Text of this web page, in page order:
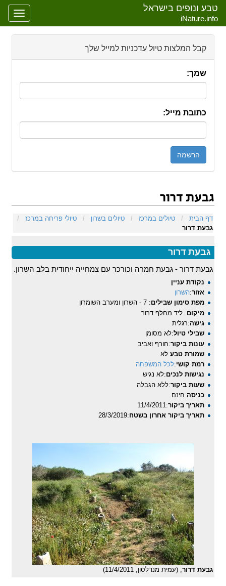
טבע ונופים בישראל
iNature.info
קבל המלצות טיול עדכניות למייל שלך
שמך:
כתובת מייל:
גבעת דרור
דף הבית
/ טיולים במרכז / טיולים בשרון / טיולי פריחה במרכז
/
גבעת דרור
גבעת דרור
גבעת דרור - גבעת חמרה וכורכר עם צמחייה ייחודית בלב השרון.
נקודת עניין
אזור:השרון
מפת סימון שבילים: 7 - השרון ומערב השומרון
מיקום: ליד מחלף דרור
גישה:רגלית
שבילי טיול:לא מסומן
עונות ביקור:חורף ואביב
שמורת טבע:לא
רמת קושי:לכל המשפחה
נגישות לנכים:לא נגיש
שעות ביקור:ללא הגבלה
כניסה:חינם
תאריך ביקור:11/4/2011
תאריך ביקור אחרון בשטח:28/3/2019
גבעת דרור , (עמית מנדלסון, 11/4/2011)